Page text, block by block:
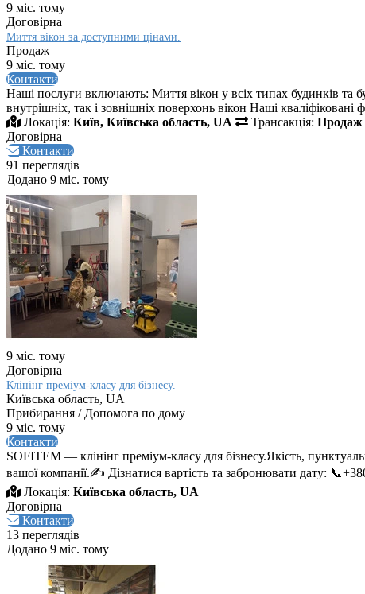
9 міс. тому
Договірна
Миття вікон за доступними цінами.
Продаж
9 міс. тому
Контакти
Наші послуги включають: Миття вікон у всіх типах будинків та
внутрішніх, так і зовнішніх поверхонь вікон Наші
Локація: Київ, Київська область, UA Трансакція: Продаж
Договірна
Контакти
91 переглядів
Додано 9 міс. тому
9 міс. тому
Договірна
Клінінг преміум-класу для бізнесу.
Київська область, UA
Прибирання / Допомога по дому
9 міс. тому
Контакти
SOFITEM — клінінг преміум-класу для бізнесу.Якість,
вашої компанії.✍️ Дізнатися вартість та забронювати дату:
Локація: Київська область, UA
Договірна
Контакти
13 переглядів
Додано 9 міс. тому